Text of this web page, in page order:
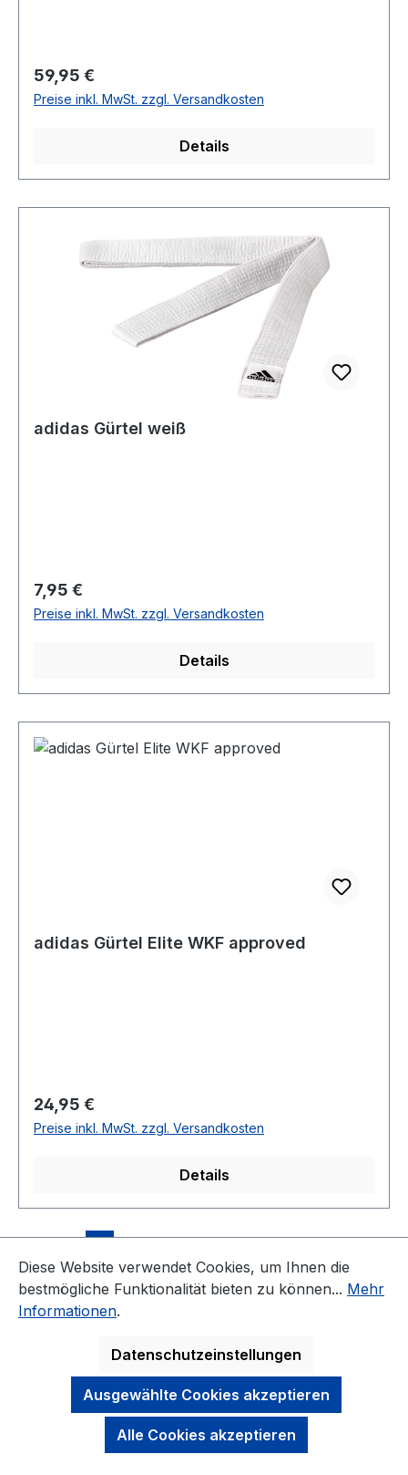
Regulärer Preis:
59,95 €
Preise inkl. MwSt. zzgl. Versandkosten
Details
adidas Gürtel weiß
Regulärer Preis:
7,95 €
Preise inkl. MwSt. zzgl. Versandkosten
Details
adidas Gürtel Elite WKF approved
Regulärer Preis:
24,95 €
Preise inkl. MwSt. zzgl. Versandkosten
Details
NEWSLETTER
DARAUF KÖNNEN SIE SICH VERLASSEN
Diese Website verwendet Cookies, um Ihnen die
bestmögliche Funktionalität bieten zu können... Mehr
Informationen.
Datenschutzeinstellungen
Ausgewählte Cookies akzeptieren
Alle Cookies akzeptieren